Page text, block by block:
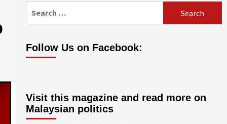
Follow Us on Facebook:
Visit this magazine and read more on
Malaysian politics